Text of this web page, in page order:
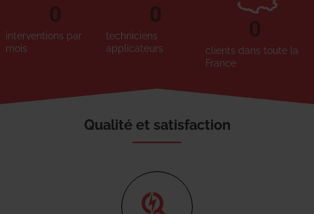
interventions par
mois
0
techniciens
applicateurs
0
clients dans toute la
France
0
Qualité et satisfaction